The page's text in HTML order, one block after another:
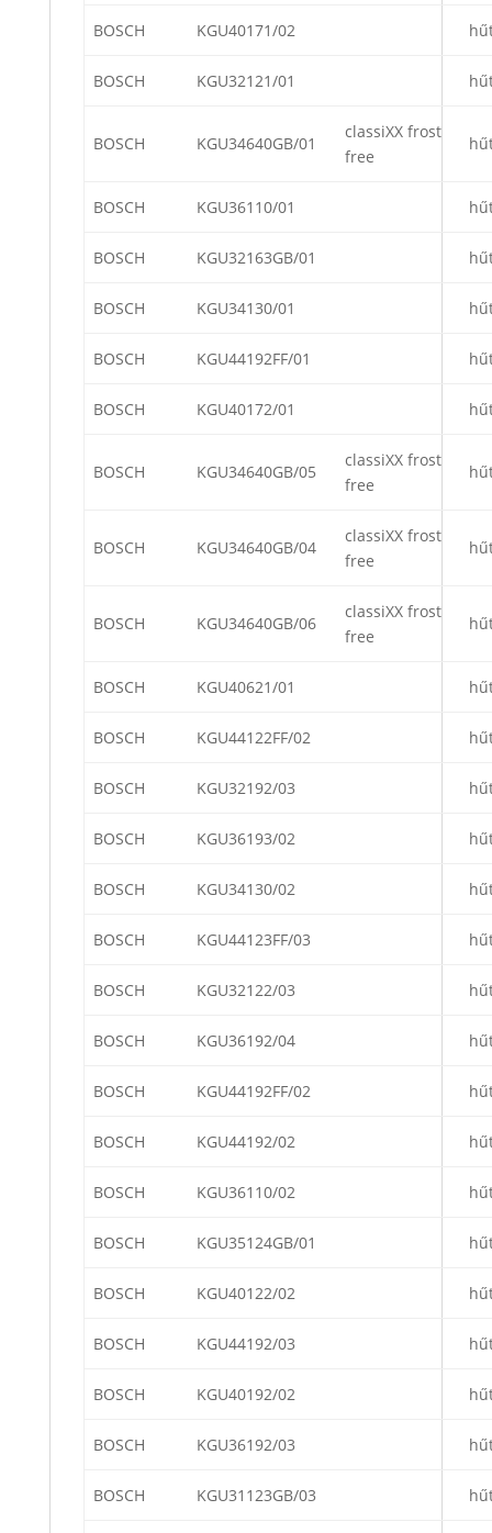
BOSCH KGU40171/02
BOSCH KGU32121/01
BOSCH KGU34640GB/01
classiXX frost
free
BOSCH KGU36110/01
BOSCH KGU32163GB/01
BOSCH KGU34130/01
BOSCH KGU44192FF/01
BOSCH KGU40172/01
BOSCH KGU34640GB/05
classiXX frost
free
BOSCH KGU34640GB/04
classiXX frost
free
BOSCH KGU34640GB/06
classiXX frost
free
BOSCH KGU40621/01
BOSCH KGU44122FF/02
BOSCH KGU32192/03
BOSCH KGU36193/02
BOSCH KGU34130/02
BOSCH KGU44123FF/03
BOSCH KGU32122/03
BOSCH KGU36192/04
BOSCH KGU44192FF/02
BOSCH KGU44192/02
BOSCH KGU36110/02
BOSCH KGU35124GB/01
BOSCH KGU40122/02
BOSCH KGU44192/03
BOSCH KGU40192/02
BOSCH KGU36192/03
BOSCH KGU31123GB/03